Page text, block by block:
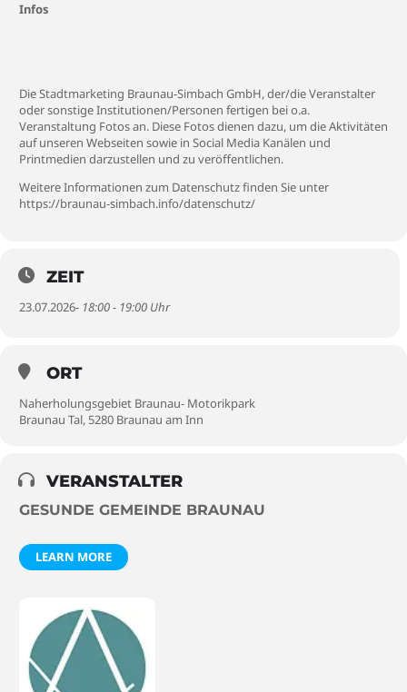
Infos
Die Stadtmarketing Braunau-Simbach GmbH, der/die Veranstalter
oder sonstige Institutionen/Personen fertigen bei o.a.
Veranstaltung Fotos an. Diese Fotos dienen dazu, um die Aktivitäten
auf unseren Webseiten sowie in Social Media Kanälen und
Printmedien darzustellen und zu veröffentlichen.
Weitere Informationen zum Datenschutz finden Sie unter
https://braunau-simbach.info/datenschutz/
ZEIT
23.07.2026- 18:00 - 19:00 Uhr
ORT
Naherholungsgebiet Braunau- Motorikpark
Braunau Tal, 5280 Braunau am Inn
VERANSTALTER
GESUNDE GEMEINDE BRAUNAU
LEARN MORE